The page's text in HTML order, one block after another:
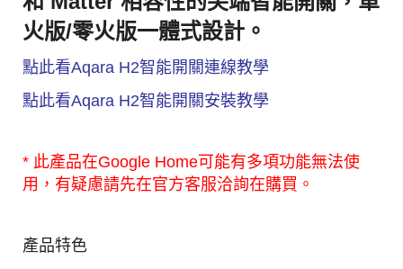
火版/零火版一體式設計。
點此看Aqara H2智能開關連線教學
點此看Aqara H2智能開關安裝教學
* 此產品在Google Home可能有多項功能無法使
用，有疑慮請先在官方客服洽詢在購買。
產品特色